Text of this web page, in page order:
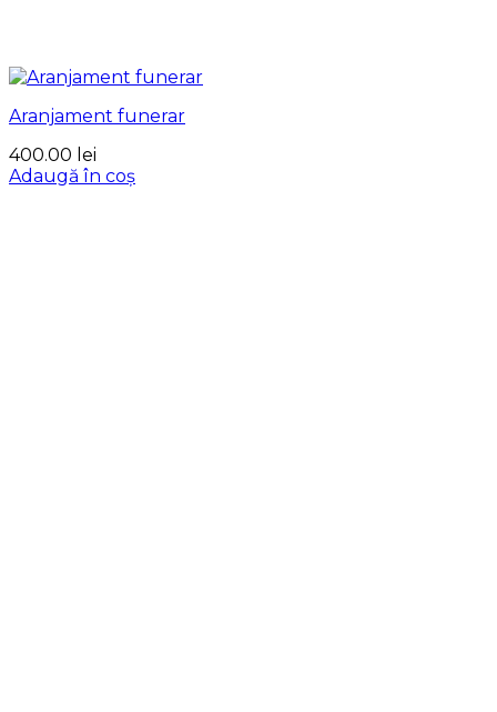
Aranjament funerar
400.00 lei
Adaugă în coș